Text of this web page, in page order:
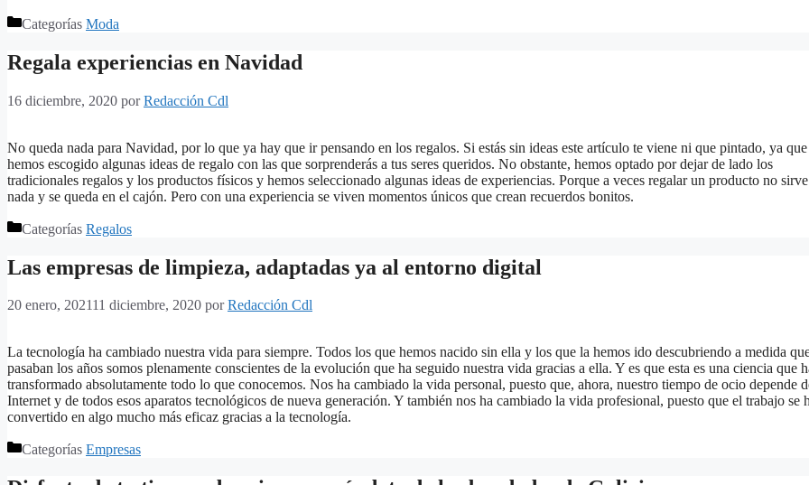
Categorías Moda
Regala experiencias en Navidad
16 diciembre, 2020 porRedacción Cdl
No queda nada para Navidad, por lo que ya hay que ir pensando en los regalos. Si estás sin ideas este artículo te viene ni que pintado, ya que
hemos escogido algunas ideas de regalo con las que sorprenderás a tus seres queridos. No obstante, hemos optado por dejar de lado los
tradicionales regalos y los productos físicos y hemos seleccionado algunas ideas de experiencias. Porque a veces regalar un producto no
nada y se queda en el cajón. Pero con una experiencia se viven momentos únicos que crean recuerdos bonitos.
Categorías Regalos
Las empresas de limpieza, adaptadas ya al entorno digital
20 enero, 202111 diciembre, 2020 porRedacción Cdl
La tecnología ha cambiado nuestra vida para siempre. Todos los que hemos nacido sin ella y los que la hemos ido descubriendo a medida
pasaban los años somos plenamente conscientes de la evolución que ha seguido nuestra vida gracias a ella. Y es que esta es una ciencia que
transformado absolutamente todo lo que conocemos. Nos ha cambiado la vida personal, puesto que, ahora, nuestro tiempo de ocio depende
Internet y de todos esos aparatos tecnológicos de nueva generación. Y también nos ha cambiado la vida profesional, puesto que el trabajo se
convertido en algo mucho más eficaz gracias a la tecnología.
Categorías Empresas